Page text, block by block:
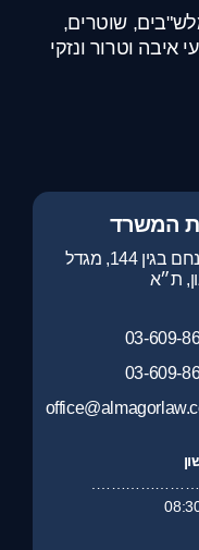
שוטרים,
איבה וטרור ונזקי
המשרד
דרך מנחם בגין 144, מגדל
ת״א
03-609-
03-609-